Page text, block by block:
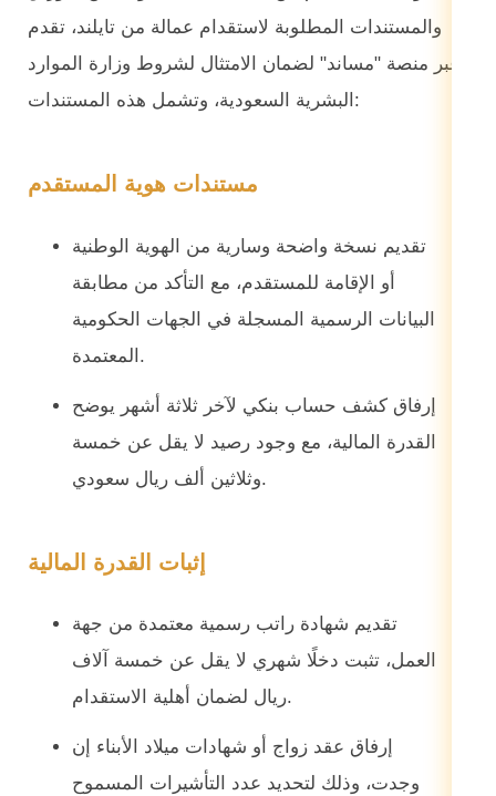
والمستندات المطلوبة لاستقدام عمالة من تايلند، تقدم
عبر منصة "مساند" لضمان الامتثال لشروط وزارة الموارد
البشرية السعودية، وتشمل هذه المستندات:
مستندات هوية المستقدم
تقديم نسخة واضحة وسارية من الهوية الوطنية
أو الإقامة للمستقدم، مع التأكد من مطابقة
البيانات الرسمية المسجلة في الجهات الحكومية
المعتمدة.
إرفاق كشف حساب بنكي لآخر ثلاثة أشهر يوضح
القدرة المالية، مع وجود رصيد لا يقل عن خمسة
وثلاثين ألف ريال سعودي.
إثبات القدرة المالية
تقديم شهادة راتب رسمية معتمدة من جهة
العمل، تثبت دخلًا شهري لا يقل عن خمسة آلاف
ريال لضمان أهلية الاستقدام.
إرفاق عقد زواج أو شهادات ميلاد الأبناء إن
وجدت، وذلك لتحديد عدد التأشيرات المسموح